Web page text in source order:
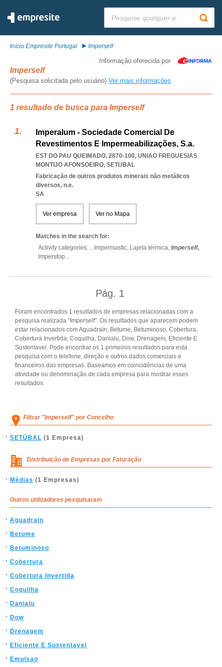
Início Empresite Portugal Imperself
Informação oferecida por
Imperself
(Pesquisa solicitada pelo usuário) Ver mais informações
1 resultado de busca para Imperself
Imperalum - Sociedade Comercial De
Revestimentos E Impermeabilizações, S.a.
EST DO PAU QUEIMADO, 2870-100, UNIAO FREGUESIAS
MONTIJO AFONSOEIRO, SETUBAL
Fabricação de outros produtos minerais não metálicos
diversos, n.e.
SA
Ver empresa Ver no Mapa
Matches in the search for:
Activity categories: ... Impermastic, Lajeta térmica, Imperself,
Imperstop...
Pág. 1
Foram encontrados 1 resultados de empresas relacionadas com a
pesquisa realizada "Imperself". Os resultados que aparecem podem
estar relacionados com Aguadrain, Betume, Betuminoso, Cobertura,
Cobertura Invertida, Coquilha, Danialu, Dow, Drenagem, Eficiente E
Sustentavel. Pode encontrar os 1 primeiros resultados para esta
pesquisa com o telefone, direção e outros dados comerciais e
financeiros das empresas. Baseamos em coincidências de uma
atividade ou denominação de cada empresa para mostrar esses
resultados.
Filtrar "Imperself" por Concelho
SETÚBAL (1 Empresa)
Distribuição de Empresas por Faturação
Médias (1 Empresas)
Outros utilizadores pesquisaram
Aguadrain
Betume
Betuminoso
Cobertura
Cobertura Invertida
Coquilha
Danialu
Dow
Drenagem
Eficiente E Sustentavel
Emulsao